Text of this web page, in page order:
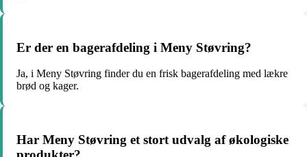
Er der en bagerafdeling i Meny Støvring?
Ja, i Meny Støvring finder du en frisk bagerafdeling med lækre
brød og kager.
Har Meny Støvring et stort udvalg af økologiske